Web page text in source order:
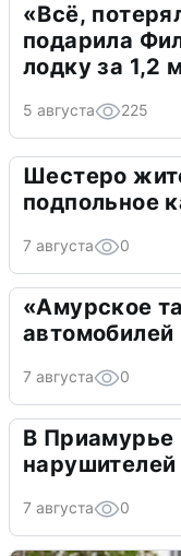
«Всё,
подарила
лодку за 1,2
5 августа 225
Шестеро
подпольное
7 августа 0
«Амурское
автомобилей
7 августа 0
В Приамурье
7 августа 0